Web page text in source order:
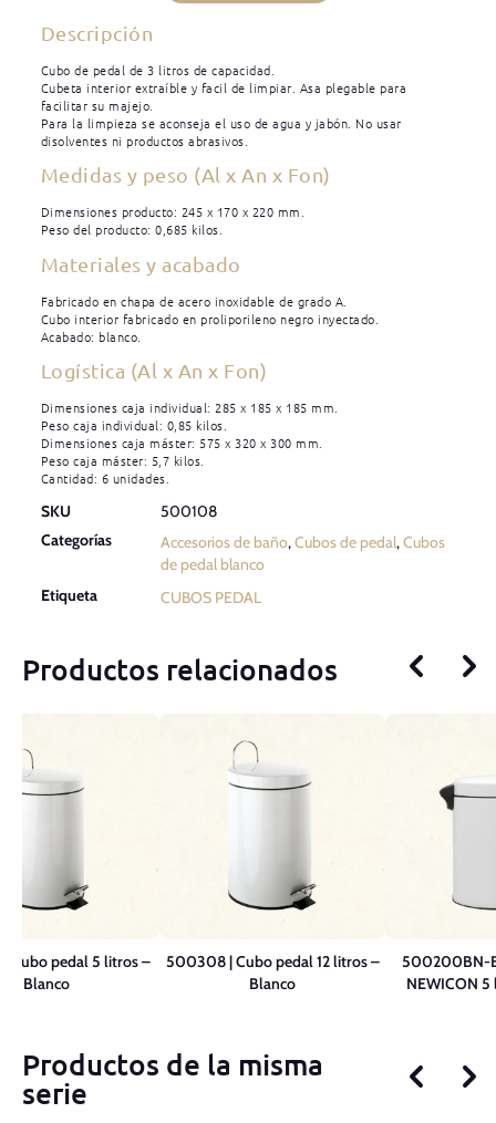
Descripción
Cubo de pedal de 3 litros de capacidad.
Cubeta interior extraíble y facil de limpiar. Asa plegable para
facilitar su majejo.
Para la limpieza se aconseja el uso de agua y jabón. No usar
disolventes ni productos abrasivos.
Medidas y peso (Al x An x Fon)
Dimensiones producto: 245 x 170 x 220 mm.
Peso del producto: 0,685 kilos.
Materiales y acabado
Fabricado en chapa de acero inoxidable de grado A.
Cubo interior fabricado en proliporileno negro inyectado.
Acabado: blanco.
Logística (Al x An x Fon)
Dimensiones caja individual: 285 x 185 x 185 mm.
Peso caja individual: 0,85 kilos.
Dimensiones caja máster: 575 x 320 x 300 mm.
Peso caja máster: 5,7 kilos.
Cantidad: 6 unidades.
SKU
500108
Categorías
Accesorios de baño,Cubos de pedal,Cubos
de pedal blanco
Etiqueta
CUBOS PEDAL
Productos relacionados
Cubo pedal 5 litros –
Blanco
500308 | Cubo pedal 12 litros –
Blanco
500200BN-
NEWICON
Productos de la misma
serie